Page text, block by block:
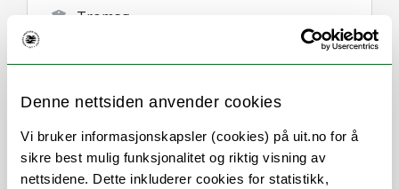
Denne nettsiden anvender cookies
Vi bruker informasjonskapsler (cookies) på uit.no for å
sikre best mulig funksjonalitet og riktig visning av
nettsidene. Dette inkluderer cookies for statistikk,
Tromsø
Om
Forskning og undervisning